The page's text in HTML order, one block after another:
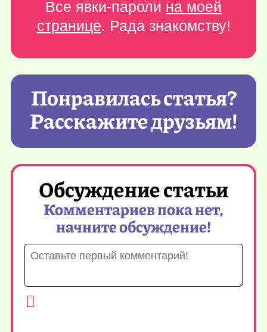
Все явки-пароли на моей
странице. Рада знакомству!
Понравилась статья?
Расскажите друзьям!
Обсуждение статьи
Комментариев пока нет,
начните обсуждение!